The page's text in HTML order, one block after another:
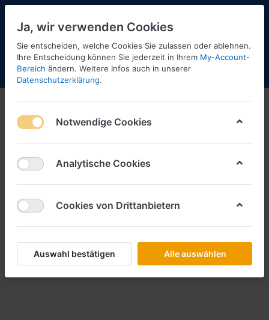
Menü Anmelden Shopaktualisierung
Ja, wir verwenden Cookies
Sie entscheiden, welche Cookies Sie zulassen oder ablehnen.
Ihre Entscheidung können Sie jederzeit in Ihrem My-Account-
Bereich ändern. Weitere Infos auch in unserer
Datenschutzerklärung.
Notwendige Cookies
Analytische Cookies
Cookies von Drittanbietern
Auswahl bestätigen Alle auswählen